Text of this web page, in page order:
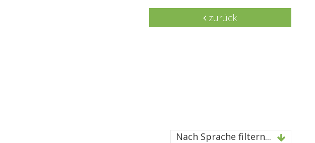
zurück
Nach Sprache filtern...